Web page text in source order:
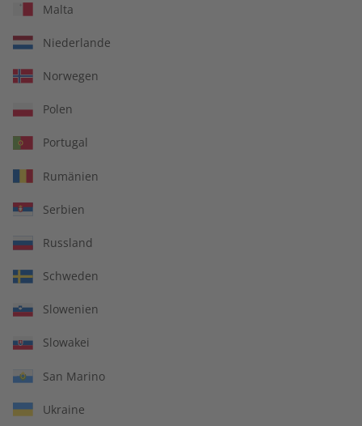
Jahrgang 2023
€ 99,90
Deutsch perfekt
2023
€ 149,90
Malta
Niederlande
Norwegen
Polen
Portugal
Rumänien
Serbien
Russland
Schweden
Slowenien
Slowakei
San Marino
Ukraine